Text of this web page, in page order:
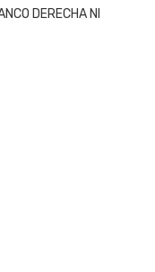
DERECHA NI